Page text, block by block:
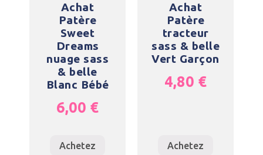
Achat
Patère
Sweet
Dreams
nuage sass
& belle
Blanc Bébé
6,00 €
Achetez
Achat
Patère
tracteur
sass & belle
Vert Garçon
4,80 €
Achetez